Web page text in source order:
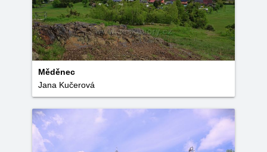
Měděnec
Jana Kučerová